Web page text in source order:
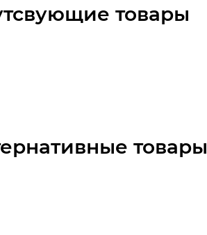
товары
товары